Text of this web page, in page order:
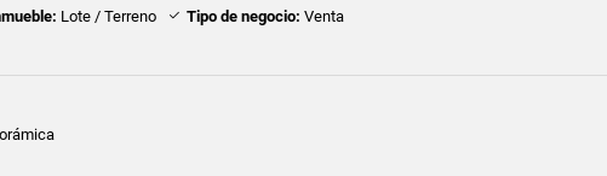
Lote / Terreno Tipo de negocio: Venta